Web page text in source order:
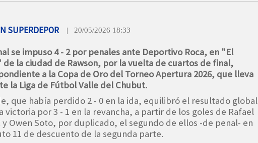
SUPERDEPOR | 20/05/2026 18:33
se impuso 4 - 2 por penales ante Deportivo Roca, en "El
la ciudad de Rawson, por la vuelta de cuartos de final,
a la Copa de Oro del Torneo Apertura 2026, que lleva
la Liga de Fútbol Valle del Chubut.
que había perdido 2 - 0 en la ida, equilibró el resultado global
victoria por 3 - 1 en la revancha, a partir de los goles de Rafael
y Owen Soto, por duplicado, el segundo de ellos -de penal- en
11 de descuento de la segunda parte.